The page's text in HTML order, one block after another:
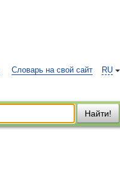
RU
Словарь на свой сайт
Найти!